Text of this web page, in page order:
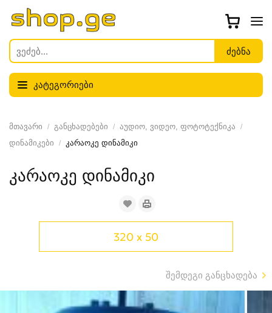
კატეგორიები
მთავარი განცხადებები
აუდიო, ვიდეო, ფოტოტექნიკა
დინამიკები
კარაოკე დინამიკი
კარაოკე დინამიკი
320 x 50
შემდეგი განცხადება